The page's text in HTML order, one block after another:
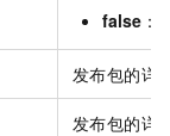
false ：
发布包的详
发布包的详